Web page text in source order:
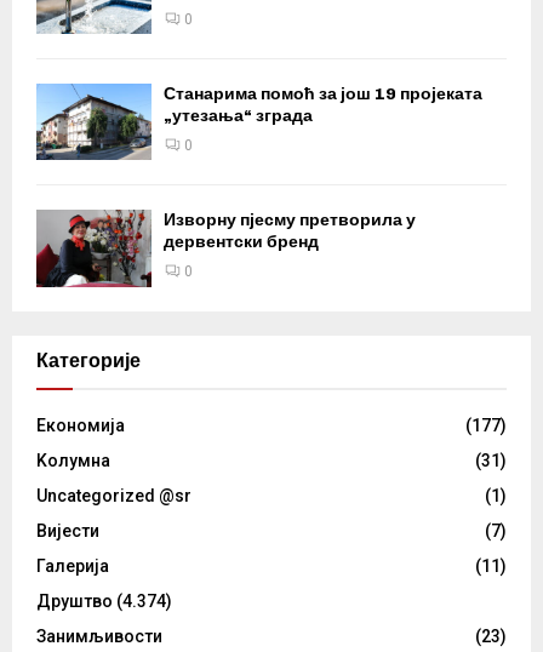
0
Станарима помоћ за још 19 пројеката
„утезања“ зграда
0
Изворну пјесму претворила у
дервентски бренд
0
Категорије
Eкономија
(177)
Kолумнa
(31)
Uncategorized @sr
(1)
Вијести
(7)
Галерија
(11)
Друштво (4.374)
Занимљивости
(23)